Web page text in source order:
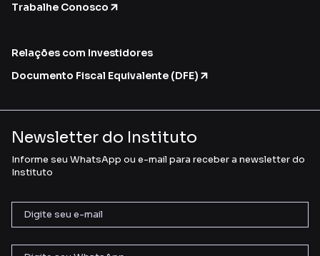
Trabalhe Conosco
Relações com Investidores
Documento Fiscal Equivalente (DFE)
Newsletter do Instituto
Informe seu WhatsApp ou e-mail para receber a newsletter do
Instituto